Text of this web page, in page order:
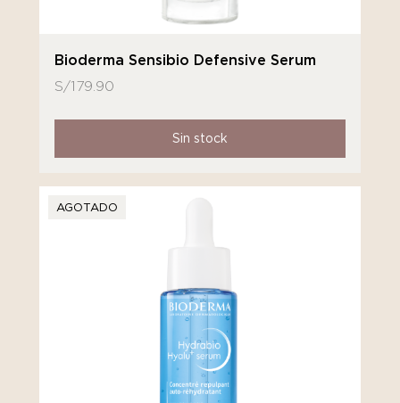
Bioderma Sensibio Defensive Serum
S/179.90
Sin stock
AGOTADO